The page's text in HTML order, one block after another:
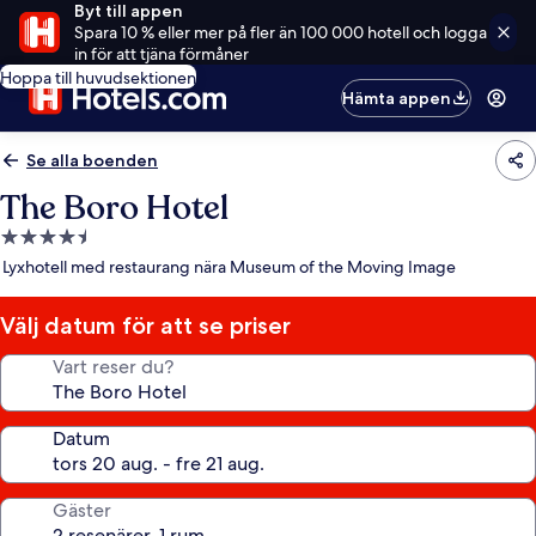
Byt till appen
Spara 10 % eller mer på fler än 100 000 hotell och logga
in för att tjäna förmåner
Hoppa till huvudsektionen
Hämta appen
Se alla boenden
The Boro Hotel
4.5-
stjärnigt
Lyxhotell med restaurang nära Museum of the Moving Image
Välj datum för att se priser
Vart reser du?
Datum
Gäster